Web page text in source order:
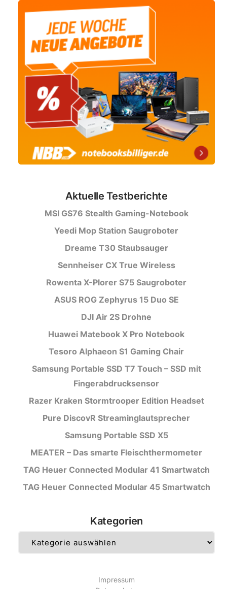
Aktuelle Testberichte
MSI GS76 Stealth Gaming-Notebook
Yeedi Mop Station Saugroboter
Dreame T30 Staubsauger
Sennheiser CX True Wireless
Rowenta X-Plorer S75 Saugroboter
ASUS ROG Zephyrus 15 Duo SE
DJI Air 2S Drohne
Huawei Matebook X Pro Notebook
Tesoro Alphaeon S1 Gaming Chair
Samsung Portable SSD T7 Touch – SSD mit
Fingerabdrucksensor
Razer Kraken Stormtrooper Edition Headset
Pure DiscovR Streaminglautsprecher
Samsung Portable SSD X5
MEATER – Das smarte Fleischthermometer
TAG Heuer Connected Modular 41 Smartwatch
TAG Heuer Connected Modular 45 Smartwatch
Kategorien
Impressum